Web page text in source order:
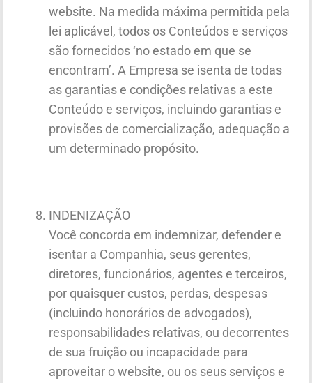
website. Na medida máxima permitida pela
lei aplicável, todos os Conteúdos e serviços
são fornecidos ‘no estado em que se
encontram’. A Empresa se isenta de todas
as garantias e condições relativas a este
Conteúdo e serviços, incluindo garantias e
provisões de comercialização, adequação a
um determinado propósito.
INDENIZAÇÃO
Você concorda em indemnizar, defender e
isentar a Companhia, seus gerentes,
diretores, funcionários, agentes e terceiros,
por quaisquer custos, perdas, despesas
(incluindo honorários de advogados),
responsabilidades relativas, ou decorrentes
de sua fruição ou incapacidade para
aproveitar o website, ou os seus serviços e